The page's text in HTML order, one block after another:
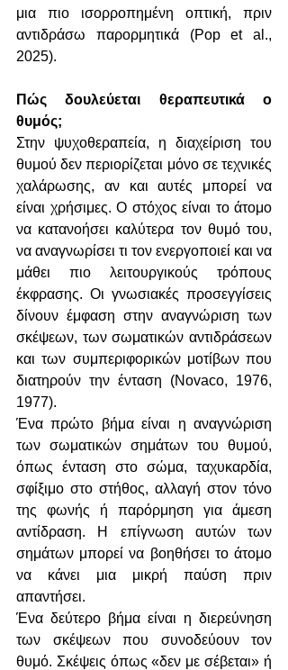
μια πιο ισορροπημένη οπτική, πριν
αντιδράσω παρορμητικά (Pop et al.,
2025).
Πώς δουλεύεται θεραπευτικά ο
θυμός;
Στην ψυχοθεραπεία, η διαχείριση του
θυμού δεν περιορίζεται μόνο σε τεχνικές
χαλάρωσης, αν και αυτές μπορεί να
είναι χρήσιμες. Ο στόχος είναι το άτομο
να κατανοήσει καλύτερα τον θυμό του,
να αναγνωρίσει τι τον ενεργοποιεί και να
μάθει πιο λειτουργικούς τρόπους
έκφρασης. Οι γνωσιακές προσεγγίσεις
δίνουν έμφαση στην αναγνώριση των
σκέψεων, των σωματικών αντιδράσεων
και των συμπεριφορικών μοτίβων που
διατηρούν την ένταση (Novaco, 1976,
1977).
Ένα πρώτο βήμα είναι η αναγνώριση
των σωματικών σημάτων του θυμού,
όπως ένταση στο σώμα, ταχυκαρδία,
σφίξιμο στο στήθος, αλλαγή στον τόνο
της φωνής ή παρόρμηση για άμεση
αντίδραση. Η επίγνωση αυτών των
σημάτων μπορεί να βοηθήσει το άτομο
να κάνει μια μικρή παύση πριν
απαντήσει.
Ένα δεύτερο βήμα είναι η διερεύνηση
των σκέψεων που συνοδεύουν τον
θυμό. Σκέψεις όπως «δεν με σέβεται» ή